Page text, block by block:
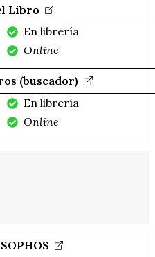
Libro
En librería
Online
(buscador)
En librería
Online